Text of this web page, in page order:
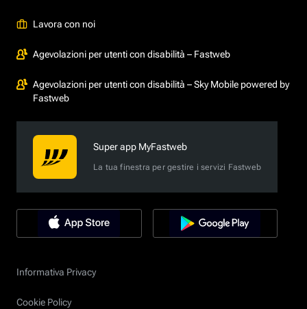
Lavora con noi
Agevolazioni per utenti con disabilità – Fastweb
Agevolazioni per utenti con disabilità – Sky Mobile powered by
Fastweb
Super app MyFastweb
La tua finestra per gestire i servizi Fastweb
Informativa Privacy
Cookie Policy